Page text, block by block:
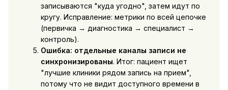
записываются "куда угодно", затем идут по
кругу. Исправление: метрики по всей цепочке
(первичка → диагностика → специалист →
контроль).
Ошибка: отдельные каналы записи не
синхронизированы. Итог: пациент ищет
"лучшие клиники рядом запись на прием",
потому что не видит доступного времени в